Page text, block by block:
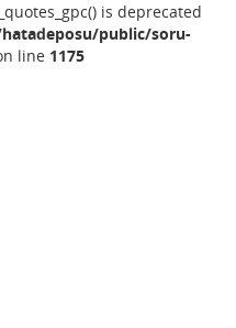
is deprecated
public/soru-
line 1175